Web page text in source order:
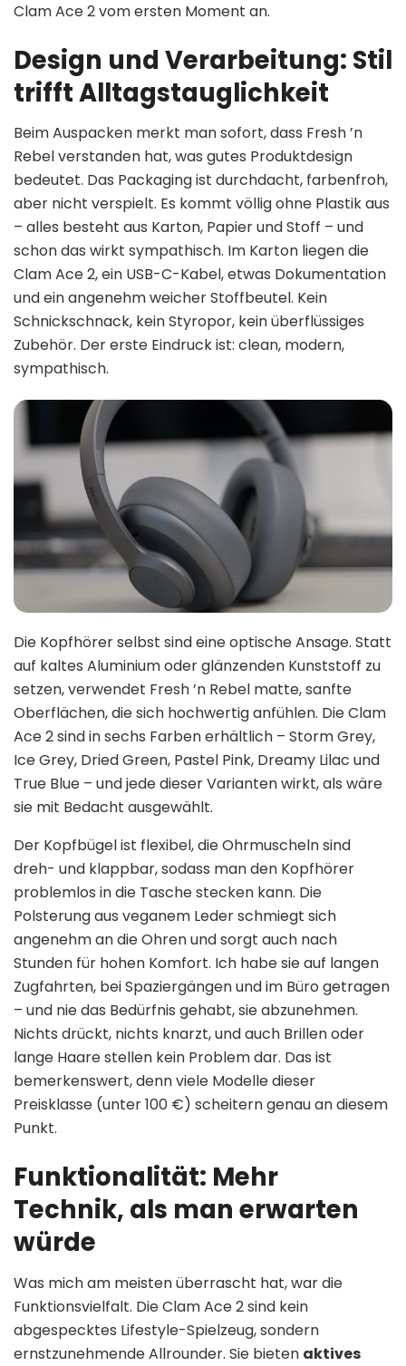
Clam Ace 2 vom ersten Moment an.
Design und Verarbeitung: Stil
trifft Alltagstauglichkeit
Beim Auspacken merkt man sofort, dass Fresh ’n
Rebel verstanden hat, was gutes Produktdesign
bedeutet. Das Packaging ist durchdacht, farbenfroh,
aber nicht verspielt. Es kommt völlig ohne Plastik aus
– alles besteht aus Karton, Papier und Stoff – und
schon das wirkt sympathisch. Im Karton liegen die
Clam Ace 2, ein USB-C-Kabel, etwas Dokumentation
und ein angenehm weicher Stoffbeutel. Kein
Schnickschnack, kein Styropor, kein überflüssiges
Zubehör. Der erste Eindruck ist: clean, modern,
sympathisch.
Die Kopfhörer selbst sind eine optische Ansage. Statt
auf kaltes Aluminium oder glänzenden Kunststoff zu
setzen, verwendet Fresh ’n Rebel matte, sanfte
Oberflächen, die sich hochwertig anfühlen. Die Clam
Ace 2 sind in sechs Farben erhältlich – Storm Grey,
Ice Grey, Dried Green, Pastel Pink, Dreamy Lilac und
True Blue – und jede dieser Varianten wirkt, als wäre
sie mit Bedacht ausgewählt.
Der Kopfbügel ist flexibel, die Ohrmuscheln sind
dreh- und klappbar, sodass man den Kopfhörer
problemlos in die Tasche stecken kann. Die
Polsterung aus veganem Leder schmiegt sich
angenehm an die Ohren und sorgt auch nach
Stunden für hohen Komfort. Ich habe sie auf langen
Zugfahrten, bei Spaziergängen und im Büro getragen
– und nie das Bedürfnis gehabt, sie abzunehmen.
Nichts drückt, nichts knarzt, und auch Brillen oder
lange Haare stellen kein Problem dar. Das ist
bemerkenswert, denn viele Modelle dieser
Preisklasse (unter 100 €) scheitern genau an diesem
Punkt.
Funktionalität: Mehr
Technik, als man erwarten
würde
Was mich am meisten überrascht hat, war die
Funktionsvielfalt. Die Clam Ace 2 sind kein
abgespecktes Lifestyle-Spielzeug, sondern
ernstzunehmende Allrounder. Sie bieten aktives